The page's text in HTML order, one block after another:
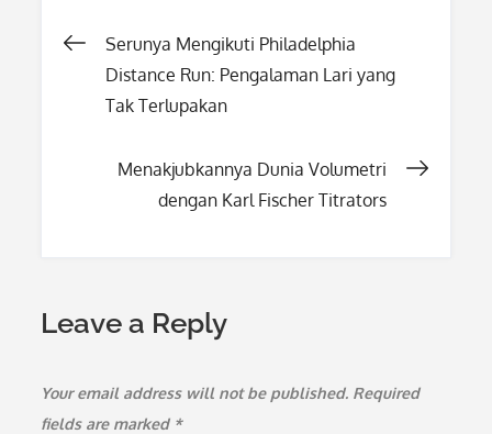
Post
navigation
Serunya Mengikuti Philadelphia
Distance Run: Pengalaman Lari yang
Tak Terlupakan
Menakjubkannya Dunia Volumetri
dengan Karl Fischer Titrators
Leave a Reply
Your email address will not be published. Required
fields are marked *